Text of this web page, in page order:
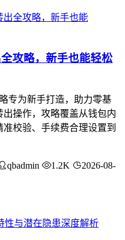
攻略，新手也能轻松
专为新手打造，助力零基
操作，攻略覆盖从钱包内
校验、手续费合理设置到
qbadmin 1.2K
2026-08-